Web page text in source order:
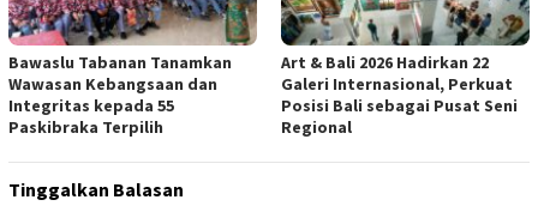
Bawaslu Tabanan Tanamkan
Wawasan Kebangsaan dan
Integritas kepada 55
Paskibraka Terpilih
Art & Bali 2026 Hadirkan 22
Galeri Internasional, Perkuat
Posisi Bali sebagai Pusat Seni
Regional
Tinggalkan Balasan